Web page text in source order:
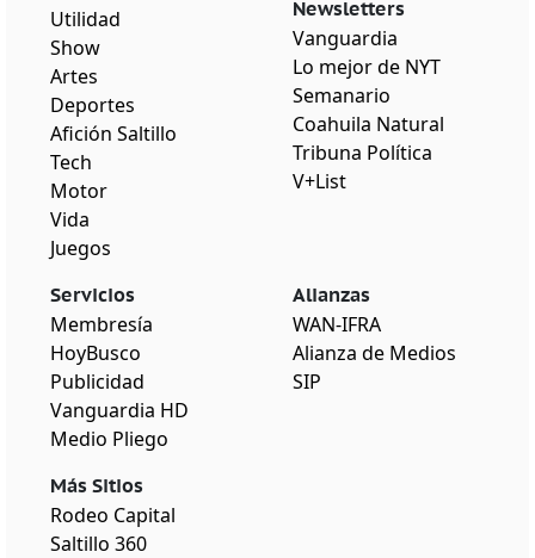
Utilidad
Show
Artes
Deportes
Afición Saltillo
Tech
Motor
Vida
Juegos
Newsletters
Vanguardia
Lo mejor de NYT
Semanario
Coahuila Natural
Tribuna Política
V+List
Servicios
Membresía
HoyBusco
Publicidad
Vanguardia HD
Medio Pliego
Más Sitios
Rodeo Capital
Saltillo 360
Alianzas
WAN-IFRA
Alianza de Medios
SIP